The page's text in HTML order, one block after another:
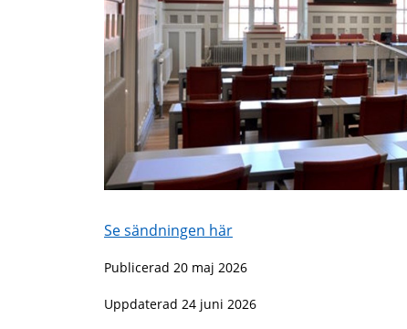
Se sändningen här
Publicerad 20 maj 2026
Uppdaterad 24 juni 2026